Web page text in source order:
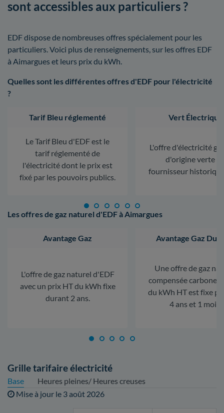
sont accessibles aux particuliers ?
EDF dispose de nombreuses offres spécialement pour les
particuliers. Voici plus de renseignements, sur les offres EDF
à Aimargues et leurs prix du kWh.
Quelles sont les différentes offres d'EDF pour l'électricité
?
Tarif Bleu réglementé
Le Tarif Bleu d'EDF est le
tarif réglementé de
l'électricité dont le prix est
fixé par les pouvoirs publics.
Vert Électrique
L'offre d'électricité
d'origine verte
fournisseur
Les offres de gaz naturel d'EDF à Aimargues
Avantage Gaz
L'offre de gaz naturel d'EDF
avec un prix HT du kWh fixe
durant 2 ans.
Avantage Gaz
Une offre de gaz
compensée carbone.
du kWh HT est fixe
4 ans et 1 mois.
Grille tarifaire électricité
Base
Heures pleines/ Heures creuses
Mise à jour le 3 août 2026